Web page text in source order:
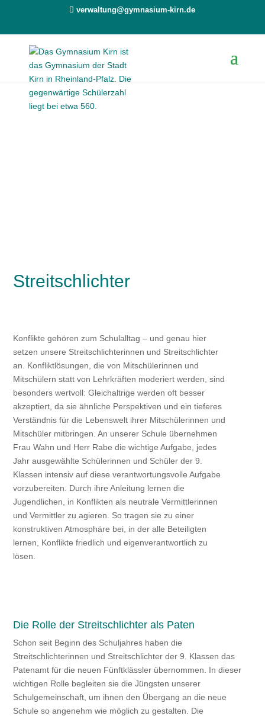
verwaltung@gymnasium-kirn.de
Streitschlichter
Konflikte gehören zum Schulalltag – und genau hier
setzen unsere Streitschlichterinnen und Streitschlichter
an. Konfliktlösungen, die von Mitschülerinnen und
Mitschülern statt von Lehrkräften moderiert werden, sind
besonders wertvoll: Gleichaltrige werden oft besser
akzeptiert, da sie ähnliche Perspektiven und ein tieferes
Verständnis für die Lebenswelt ihrer Mitschülerinnen und
Mitschüler mitbringen. An unserer Schule übernehmen
Frau Wahn und Herr Rabe die wichtige Aufgabe, jedes
Jahr ausgewählte Schülerinnen und Schüler der 9.
Klassen intensiv auf diese verantwortungsvolle Aufgabe
vorzubereiten. Durch ihre Anleitung lernen die
Jugendlichen, in Konflikten als neutrale Vermittlerinnen
und Vermittler zu agieren. So tragen sie zu einer
konstruktiven Atmosphäre bei, in der alle Beteiligten
lernen, Konflikte friedlich und eigenverantwortlich zu
lösen.
Die Rolle der Streitschlichter als Paten
Schon seit Beginn des Schuljahres haben die
Streitschlichterinnen und Streitschlichter der 9. Klassen das
Patenamt für die neuen Fünftklässler übernommen. In dieser
wichtigen Rolle begleiten sie die Jüngsten unserer
Schulgemeinschaft, um ihnen den Übergang an die neue
Schule so angenehm wie möglich zu gestalten. Die